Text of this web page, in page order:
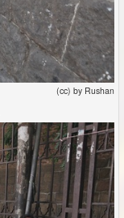
(cc) by Rushan